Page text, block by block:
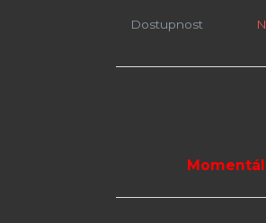
Dostupnost